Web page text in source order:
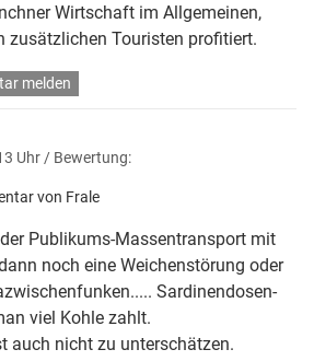
Wirtschaft im Allgemeinen,
zusätzlichen Touristen profitiert.
melden
Uhr / Bewertung:
von Frale
Publikums-Massentransport mit
noch eine Weichenstörung oder
Sardinendosen-
viel Kohle zahlt.
auch nicht zu unterschätzen.